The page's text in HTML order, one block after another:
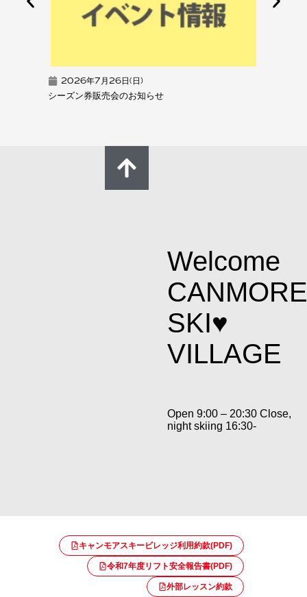
2026年7月26日(日)
シーズン券販売会のお知らせ
Welcome
CANMORE
SKI♥
VILLAGE
Open 9:00 – 20:30 Close,
night skiing 16:30-
キャンモアスキービレッジ利用約款(PDF)
令和7年度リフト安全報告書(PDF)
外部レッスン約款